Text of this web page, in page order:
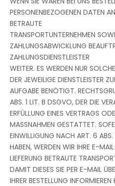
PERSONENBEZOGENEN DATEN
BETRAUTE
TRANSPORTUNTERNEHMEN
ZAHLUNGSABWICKLUNG
ZAHLUNGSDIENSTLEISTER
WEITER. ES WERDEN NUR
DER JEWEILIGE DIENSTLEISTER
AUFGABE BENÖTIGT.
ABS. 1 LIT. B DSGVO, DER DIE
ERFÜLLUNG EINES VERTRAGS
MASSNAHMEN GESTATTET.
EINWILLIGUNG NACH ART. 6
HABEN, WERDEN WIR IHRE E-
LIEFERUNG BETRAUTE
DAMIT DIESES SIE PER E-MAIL
IHRER BESTELLUNG